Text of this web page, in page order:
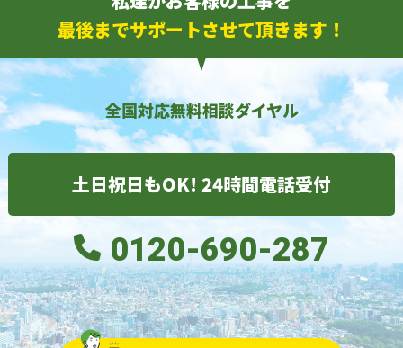
最後までサポートさせて頂きます！
全国対応無料相談ダイヤル
土日祝日もOK! 24時間電話受付
0120-690-287